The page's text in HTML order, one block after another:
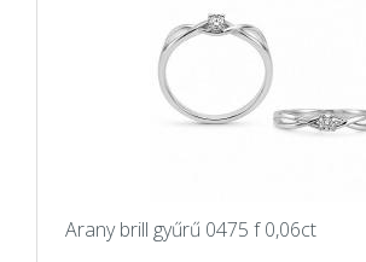
Arany brill gyűrű 0475 f 0,06ct